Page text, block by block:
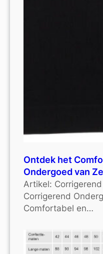
Ontdek het
Ondergoed van
Artikel:
Corrigerend
Comfortabel en…